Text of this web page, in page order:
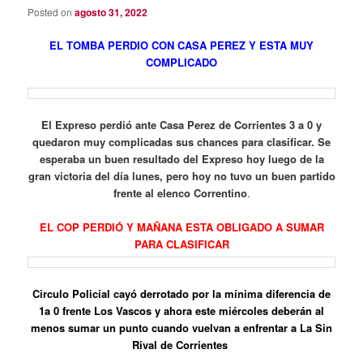
Posted onagosto 31, 2022
EL TOMBA PERDIO CON CASA PEREZ Y ESTA MUY
COMPLICADO
El Expreso perdió ante Casa Perez de Corrientes 3 a 0 y
quedaron muy complicadas sus chances para clasificar. Se
esperaba un buen resultado del Expreso hoy luego de la
gran victoria del día lunes, pero hoy no tuvo un buen partido
frente al elenco Correntino.
EL COP PERDIÓ Y MAÑANA ESTA OBLIGADO A SUMAR
PARA CLASIFICAR
Circulo Policíal cayó derrotado por la mínima diferencia de
1a 0 frente Los Vascos y ahora este miércoles deberán al
menos sumar un punto cuando vuelvan a enfrentar a La Sin
Rival de Corrientes